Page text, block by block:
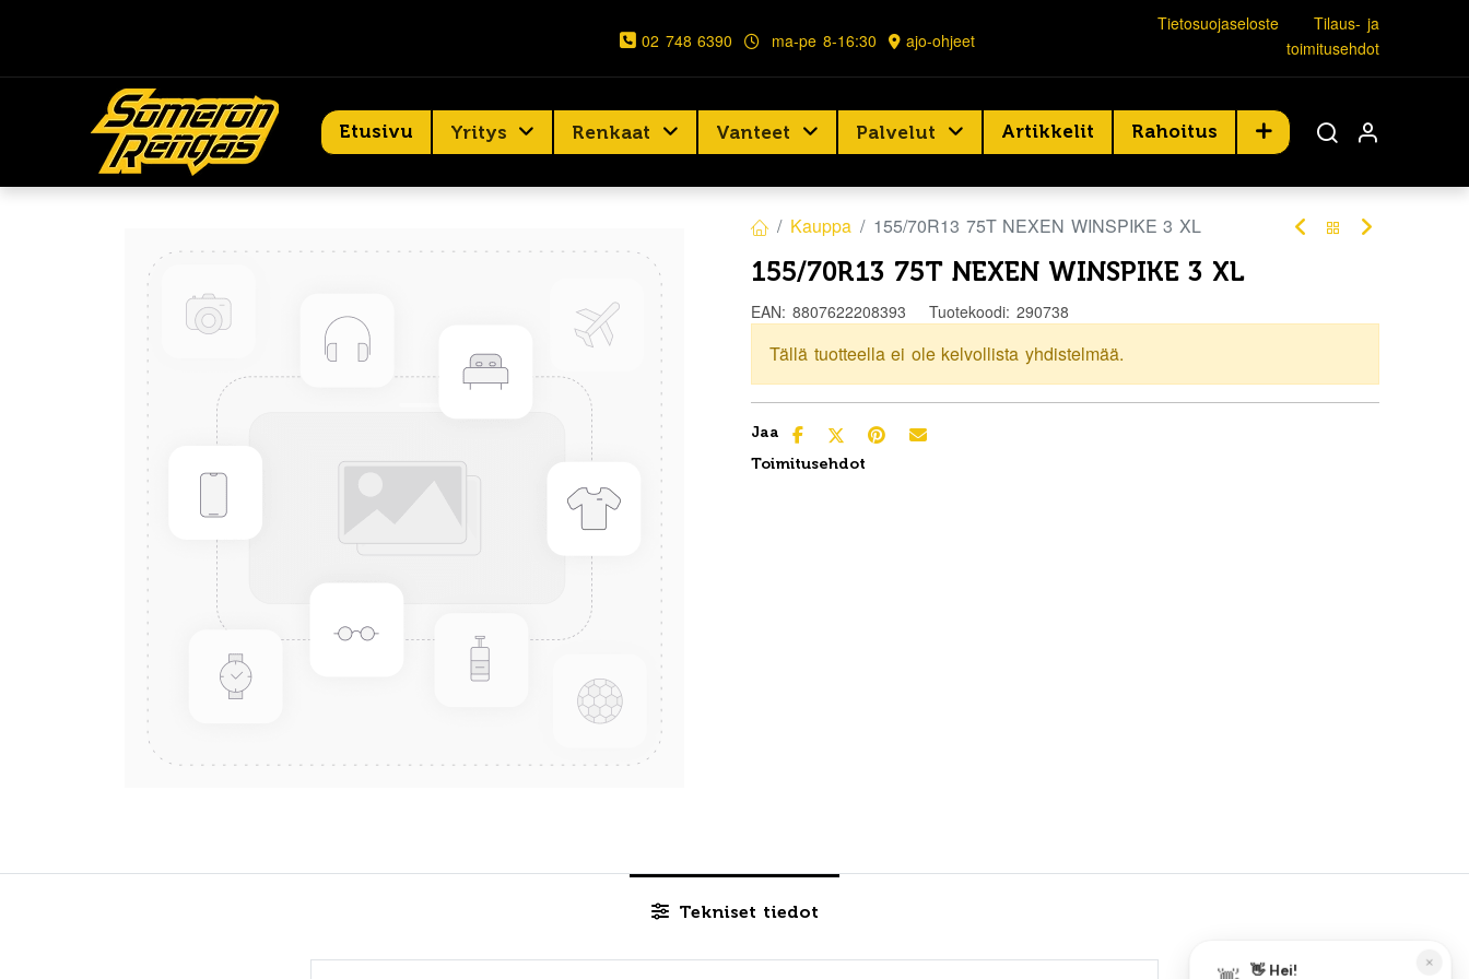
02 748 6390 ma-pe 8-16:30 ajo-ohjeet
Tietosuojaseloste
Tilaus- ja
toimitusehdot
Etusivu Yritys Renkaat Vanteet Palvelut Artikkelit Rahoitus
Kauppa 155/70R13 75T NEXEN WINSPIKE 3 XL
155/70R13 75T NEXEN WINSPIKE 3 XL
EAN: 8807622208393 Tuotekoodi: 290738
Tällä tuotteella ei ole kelvollista yhdistelmää.
Jaa
Toimitusehdot
Tekniset tiedot